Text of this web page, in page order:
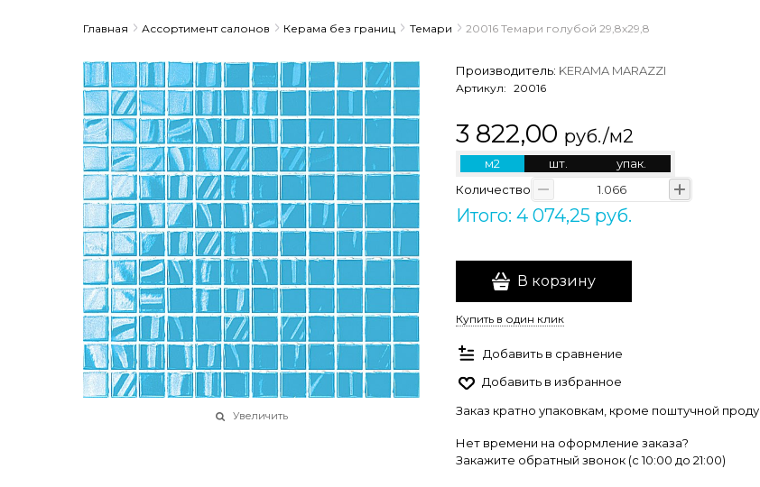
Главная Ассортимент салонов Керама без границ Темари 20016 Темари голубой 29,8х29,8
Увеличить
Производитель: KERAMA MARAZZI
Артикул: 20016
3 822,00 руб./м2
м2 шт.
упак.
Количество
Итого: 4 074,25 руб.
В корзину
Купить в один клик
Добавить в сравнение
Добавить в избранное
Заказ кратно упаковкам, кроме поштучной
Нет времени на оформление заказа?
Закажите обратный звонок (c 10:00 до 21:00)